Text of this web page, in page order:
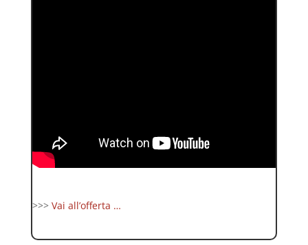
>>> Vai all’offerta …